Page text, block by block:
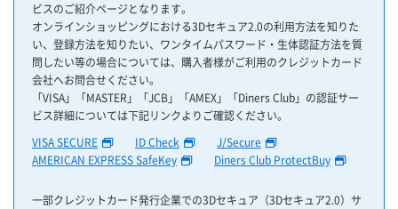
ビスのご紹介ページとなります。
オンラインショッピングにおける3Dセキュア2.0の利用方法を知りた
い、登録方法を知りたい、ワンタイムパスワード・生体認証方法を質
問したい等の場合については、購入者様がご利用のクレジットカード
会社へお問合せください。
「VISA」「MASTER」「JCB」「AMEX」「Diners Club」の認証サー
ビス詳細については下記リンクよりご確認ください。
VISA SECURE
ID Check
J/Secure
AMERICAN EXPRESS SafeKey
Diners Club ProtectBuy
一部クレジットカード発行企業での3Dセキュア（3Dセキュア2.0）サ